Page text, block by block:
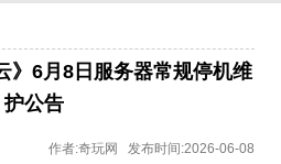
》6月8日服务器常规停机维
护公告
作者:奇玩网 发布时间:2026-06-08